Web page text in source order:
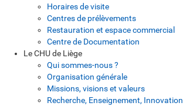
Horaires de visite
Centres de prélèvements
Restauration et espace commercial
Centre de Documentation
Le CHU de Liège
Qui sommes-nous ?
Organisation générale
Missions, visions et valeurs
Recherche, Enseignement, Innovation